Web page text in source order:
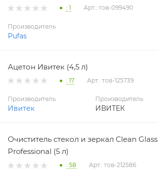
: 1 Арт.: тов-099490
Производитель
Pufas
Ацетон Ивитек (4,5 л)
: 17 Арт.: тов-125739
Производитель
Ивитек
Производитель
ИВИТЕК
Очиститель стекол и зеркал Clean Glass
Professional (5 л)
: 58 Арт.: тов-212586